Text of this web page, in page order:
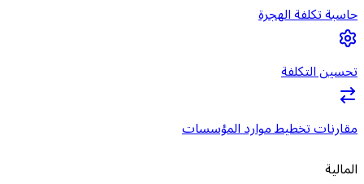
حاسبة تكلفة الهجرة
تحسين التكلفة
مقارنات تخطيط موارد المؤسسات
المالية